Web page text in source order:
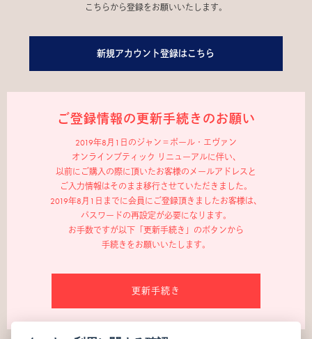
こちらから登録をお願いいたします。
新規アカウント登録はこちら
ご登録情報の更新手続きのお願い
2019年8月1日のジャン＝ポール・エヴァン
オンラインブティック リニューアルに伴い、
以前にご購入の際に頂いたお客様のメールアドレスと
ご入力情報はそのまま移行させていただきました。
2019年8月1日までに会員にご登録頂きましたお客様は、
パスワードの再設定が必要になります。
お手数ですが以下「更新手続き」のボタンから
手続きをお願いいたします。
更新手続き